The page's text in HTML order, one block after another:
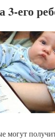
его
могут